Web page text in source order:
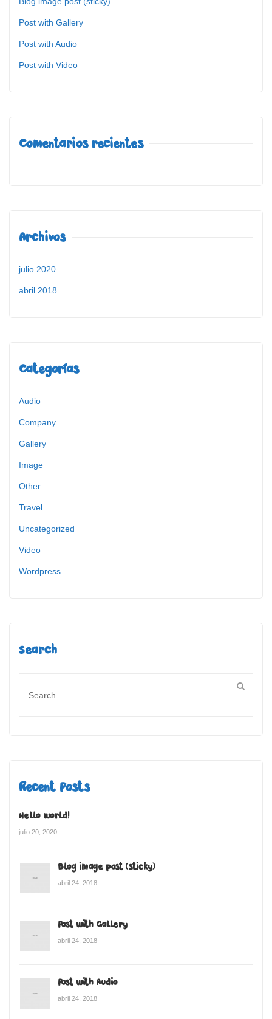
Post with Gallery
Post with Audio
Post with Video
Comentarios recientes
Archivos
julio 2020
abril 2018
Categorías
Audio
Company
Gallery
Image
Other
Travel
Uncategorized
Video
Wordpress
Search
Recent Posts
Hello world!
julio 20, 2020
Blog image post (sticky)
abril 24, 2018
Post with Gallery
abril 24, 2018
Post with Audio
abril 24, 2018